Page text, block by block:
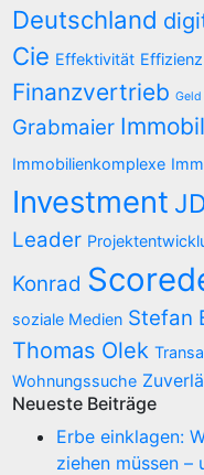
Deutschland
Cie Effektivität Effizienz
Finanzvertrieb Geld
Grabmaier
Immobilienkomplexe
Investment
Leader
Konrad
soziale Medien Stefan
Thomas Olek
Wohnungssuche
Neueste Beiträge
Erbe einklagen:
ziehen müssen –